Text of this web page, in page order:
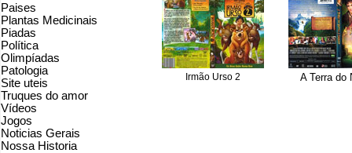
Paises
Plantas Medicinais
Piadas
Política
Olimpíadas
Patologia
Site uteis
Truques do amor
Vídeos
Jogos
Noticias Gerais
Nossa Historia
Irmão Urso 2 A Terra do